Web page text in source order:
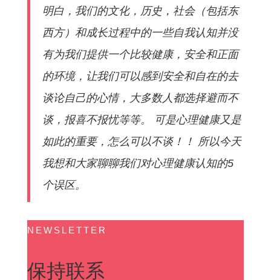
明白，我们的文化，历史，社会（包括东
西方）和成长过程中的一些自我认知并没
有为我们提供一个比较健康，安全和正面
的环境，让我们可以感到安全和自在的去
谈论自己的心情，大多数人都选择避而不
谈，报喜不报忧等等。 可是心理健康又是
如此的重要，怎么可以不谈！！ 所以今天
我想和大家聊聊我们对心理健康认知的5
个误区。
NEWSLETTER
保持联系